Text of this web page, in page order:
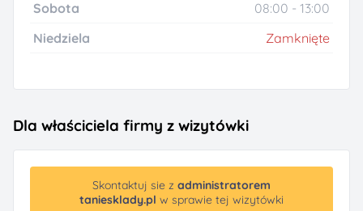
Sobota
08:00 - 13:00
Niedziela
Zamknięte
Dla właściciela firmy z wizytówki
Skontaktuj sie z administratorem
taniesklady.pl w sprawie tej wizytówki